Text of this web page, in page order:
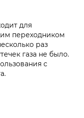
для
переходником
раз
газа не было.
с